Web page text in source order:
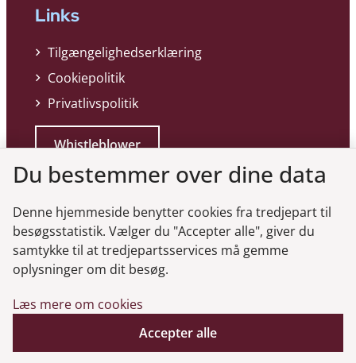
Links
Tilgængelighedserklæring
Cookiepolitik
Privatlivspolitik
Whistleblower
Genveje
Gå til virksomhedsregisteret
Gå til selskabsmeddelelser
Du bestemmer over dine data
Denne hjemmeside benytter cookies fra tredjepart til
besøgsstatistik. Vælger du "Accepter alle", giver du
samtykke til at tredjepartsservices må gemme
oplysninger om dit besøg.
Læs mere om cookies
Accepter alle